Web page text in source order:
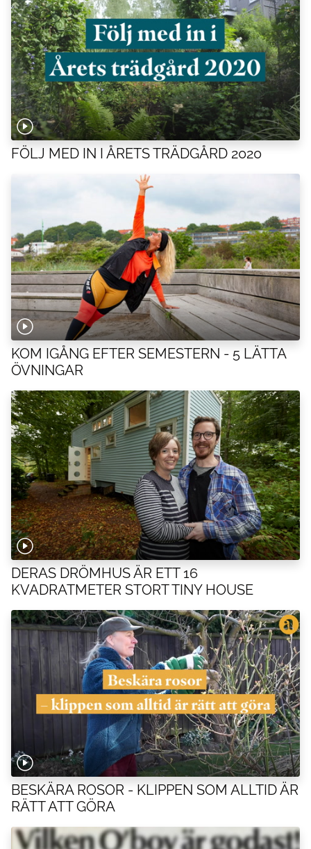
FÖLJ MED IN I ÅRETS TRÄDGÅRD 2020
KOM IGÅNG EFTER SEMESTERN - 5 LÄTTA
ÖVNINGAR
DERAS DRÖMHUS ÄR ETT 16
KVADRATMETER STORT TINY HOUSE
BESKÄRA ROSOR - KLIPPEN SOM ALLTID ÄR
RÄTT ATT GÖRA